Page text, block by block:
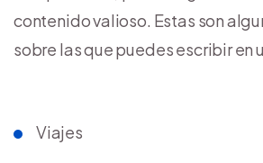
contenido valioso. Estas son
sobre las que puedes escribir en
Viajes